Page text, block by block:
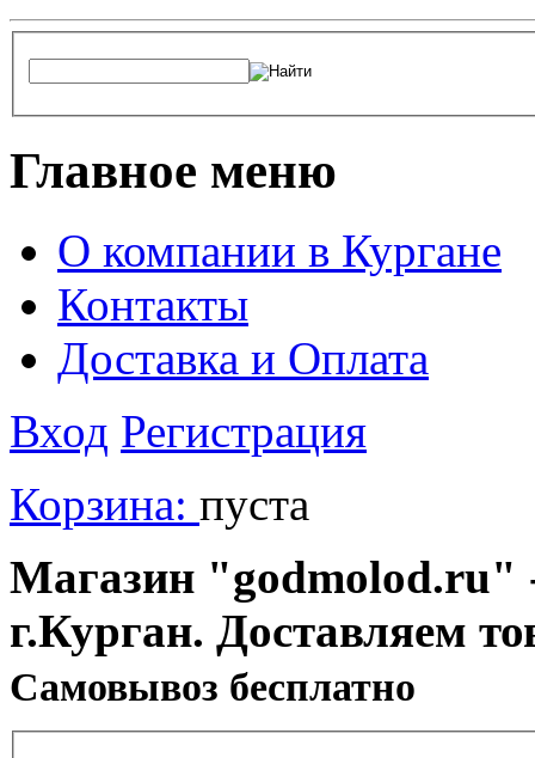
Главное меню
О компании в Кургане
Контакты
Доставка и Оплата
Вход Регистрация
Корзина: пуста
Магазин "godmolod.ru"
г.Курган. Доставляем
Cамовывоз бесплатно